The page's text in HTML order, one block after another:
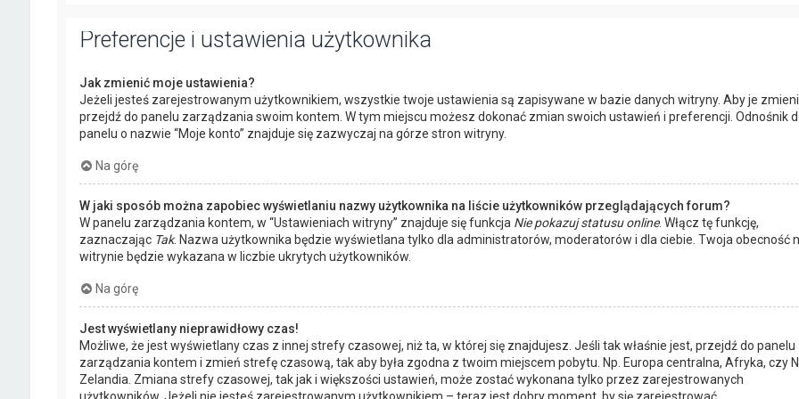
Preferencje i ustawienia użytkownika
Jak zmienić moje ustawienia?
Jeżeli jesteś zarejestrowanym użytkownikiem, wszystkie twoje ustawienia są zapisywane w bazie danych witryny. Aby je
przejdź do panelu zarządzania swoim kontem. W tym miejscu możesz dokonać zmian swoich ustawień i preferencji. Odnośnik
panelu o nazwie “Moje konto” znajduje się zazwyczaj na górze stron witryny.
Na górę
W jaki sposób można zapobiec wyświetlaniu nazwy użytkownika na liście użytkowników przeglądających forum?
W panelu zarządzania kontem, w “Ustawieniach witryny” znajduje się funkcja Nie pokazuj statusu online. Włącz tę funkcję,
zaznaczając Tak. Nazwa użytkownika będzie wyświetlana tylko dla administratorów, moderatorów i dla ciebie. Twoja obecność
witrynie będzie wykazana w liczbie ukrytych użytkowników.
Na górę
Jest wyświetlany nieprawidłowy czas!
Możliwe, że jest wyświetlany czas z innej strefy czasowej, niż ta, w której się znajdujesz. Jeśli tak właśnie jest, przejdź do panelu
zarządzania kontem i zmień strefę czasową, tak aby była zgodna z twoim miejscem pobytu. Np. Europa centralna, Afryka, czy
Zelandia. Zmiana strefy czasowej, tak jak i większości ustawień, może zostać wykonana tylko przez zarejestrowanych
użytkowników. Jeżeli nie jesteś zarejestrowanym użytkownikiem – teraz jest dobry moment, by się zarejestrować.